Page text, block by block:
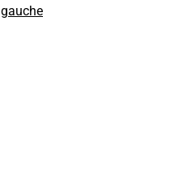
gauche